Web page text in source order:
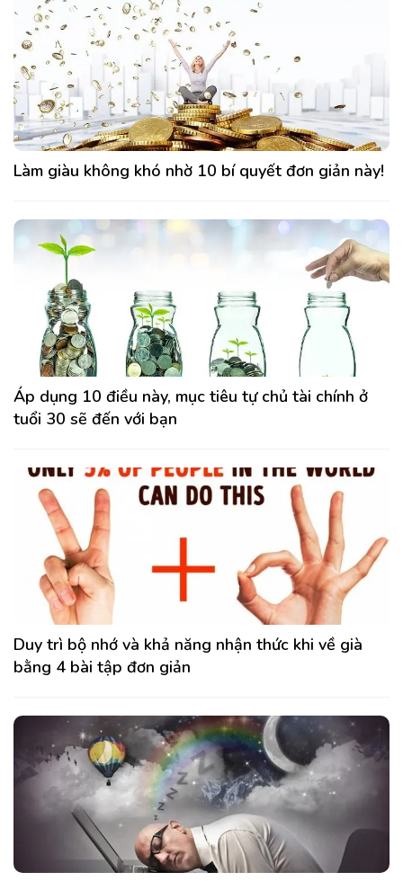
Làm giàu không khó nhờ 10 bí quyết đơn giản này!
Áp dụng 10 điều này, mục tiêu tự chủ tài chính ở
tuổi 30 sẽ đến với bạn
Duy trì bộ nhớ và khả năng nhận thức khi về già
bằng 4 bài tập đơn giản